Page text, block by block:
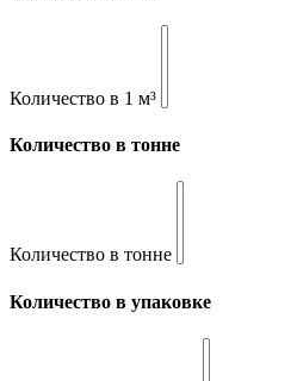
Количество в 1 м³
Количество в тонне
Количество в тонне
Количество в упаковке